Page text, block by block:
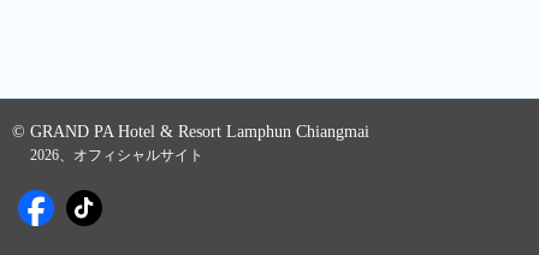
© GRAND PA Hotel & Resort Lamphun Chiangmai
2026、オフィシャルサイト